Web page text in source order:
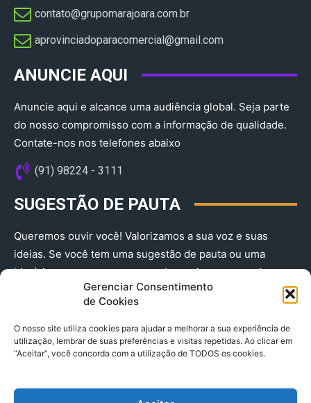
Gerenciar Consentimento
de Cookies
O nosso site utiliza cookies para ajudar a melhorar a sua experiência de
utilização, lembrar de suas preferências e visitas repetidas. Ao clicar em
“Aceitar”, você concorda com a utilização de TODOS os cookies.
contato@grupomarajoara.com.br
aprovinciadoparacomercial@gmail.com​
ANUNCIE AQUI
Anuncie aqui e alcance uma audiência global. Seja parte
do nosso compromisso com a informação de qualidade.
Contate-nos nos telefones abaixo
(91) 98224 - 3111
SUGESTÃO DE PAUTA
Queremos ouvir você! Valorizamos a sua voz e suas
ideias. Se você tem uma sugestão de pauta ou uma
história que merece ser contada, envie-nos agora!
(91) 98224 - 3111